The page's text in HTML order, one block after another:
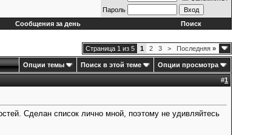
Пароль
Сообщения за день Поиск
Страница 1 из 5 1 2 3 > Последняя »
Опции темы Поиск в этой теме Опции просмотра
#1
Сделан список лично мной, поэтому не удивляйтесь